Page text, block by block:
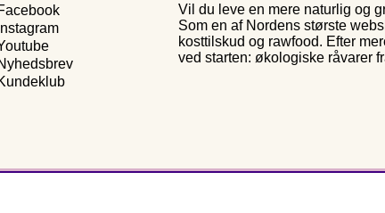
Instagram
Vil du leve en mere naturlig og
Som en af Nordens største
kosttilskud og rawfood. Efter
ved starten: økologiske råvarer